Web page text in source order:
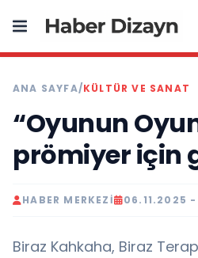
ANA SAYFA/KÜLTÜR VE SANAT
“Oyunun
prömiyer için
HABER MERKEZI 06.11.2025
Biraz Kahkaha, Biraz